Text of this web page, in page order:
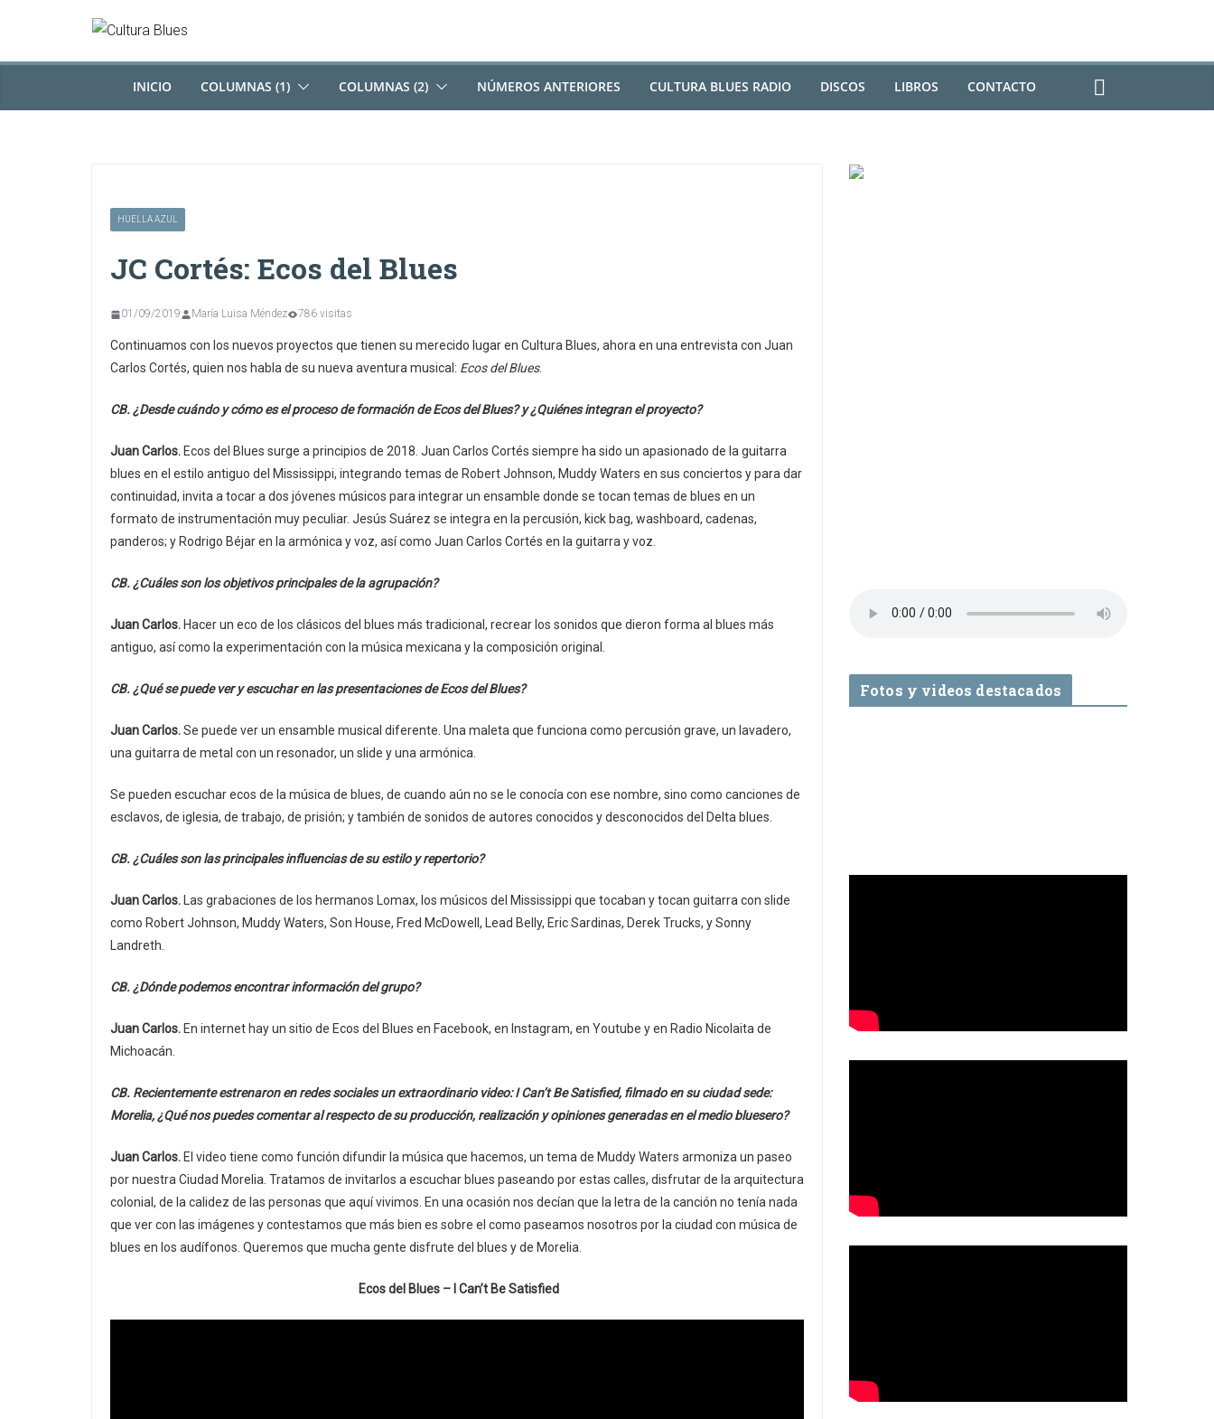
contenido
INICIO
COLUMNAS (1) COLUMNAS (2) NÚMEROS ANTERIORES CULTURA BLUES RADIO DISCOS LIBROS CONTACTO
HUELLA AZUL
JC Cortés: Ecos del Blues
01/09/2019 María Luisa Méndez 786 visitas
Continuamos con los nuevos proyectos que tienen su merecido lugar en Cultura Blues, ahora en una entrevista con Juan
Carlos Cortés, quien nos habla de su nueva aventura musical: Ecos del Blues.
CB. ¿Desde cuándo y cómo es el proceso de formación de Ecos del Blues? y ¿Quiénes integran el proyecto?
Juan Carlos. Ecos del Blues surge a principios de 2018. Juan Carlos Cortés siempre ha sido un apasionado de la guitarra
blues en el estilo antiguo del Mississippi, integrando temas de Robert Johnson, Muddy Waters en sus conciertos y para dar
continuidad, invita a tocar a dos jóvenes músicos para integrar un ensamble donde se tocan temas de blues en un
formato de instrumentación muy peculiar. Jesús Suárez se integra en la percusión, kick bag, washboard, cadenas,
panderos; y Rodrigo Béjar en la armónica y voz, así como Juan Carlos Cortés en la guitarra y voz.
CB. ¿Cuáles son los objetivos principales de la agrupación?
Juan Carlos. Hacer un eco de los clásicos del blues más tradicional, recrear los sonidos que dieron forma al blues más
antiguo, así como la experimentación con la música mexicana y la composición original.
CB. ¿Qué se puede ver y escuchar en las presentaciones de Ecos del Blues?
Juan Carlos.Se puede ver un ensamble musical diferente. Una maleta que funciona como percusión grave, un lavadero,
una guitarra de metal con un resonador, un slide y una armónica.
Se pueden escuchar ecos de la música de blues, de cuando aún no se le conocía con ese nombre, sino como canciones de
esclavos, de iglesia, de trabajo, de prisión; y también de sonidos de autores conocidos y desconocidos del Delta blues.
CB. ¿Cuáles son las principales influencias de su estilo y repertorio?
Juan Carlos. Las grabaciones de los hermanos Lomax, los músicos del Mississippi que tocaban y tocan guitarra con slide
como Robert Johnson, Muddy Waters, Son House, Fred McDowell, Lead Belly, Eric Sardinas, Derek Trucks, y Sonny
Landreth.
CB. ¿Dónde podemos encontrar información del grupo?
Juan Carlos. En internet hay un sitio de Ecos del Blues en Facebook, en Instagram, en Youtube y en Radio Nicolaita de
Michoacán.
CB. Recientemente estrenaron en redes sociales un extraordinario video: I Can’t Be Satisfied, filmado en su ciudad sede:
Morelia, ¿Qué nos puedes comentar al respecto de su producción, realización y opiniones generadas en el medio bluesero?
Juan Carlos. El video tiene como función difundir la música que hacemos, un tema de Muddy Waters armoniza un paseo
por nuestra Ciudad Morelia. Tratamos de invitarlos a escuchar blues paseando por estas calles, disfrutar de la arquitectura
colonial, de la calidez de las personas que aquí vivimos. En una ocasión nos decían que la letra de la canción no tenía nada
que ver con las imágenes y contestamos que más bien es sobre el como paseamos nosotros por la ciudad con música de
blues en los audífonos. Queremos que mucha gente disfrute del blues y de Morelia.
Ecos del Blues – I Can’t Be Satisfied
Fotos y videos destacados